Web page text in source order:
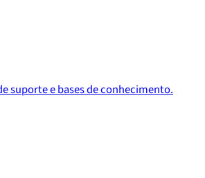
suporte e bases de conhecimento.